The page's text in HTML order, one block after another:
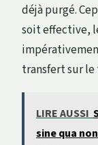
déjà purgé.
soit effective,
transfert sur le
LIRE AUSSI
sine qua